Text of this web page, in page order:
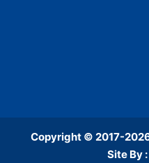
Copyright © 2017-
Site By :